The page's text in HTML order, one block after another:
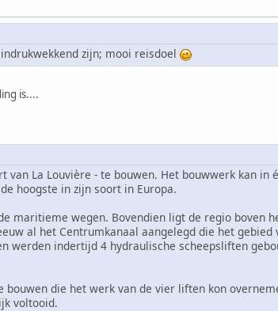
zijn; mooi reisdoel
is....
La Louvière - te bouwen. Het bouwwerk kan in
hoogste in zijn soort in Europa.
maritieme wegen. Bovendien ligt de regio boven
al het Centrumkanaal aangelegd die het gebied
werden indertijd 4 hydraulische scheepsliften
die het werk van de vier liften kon
voltooid.